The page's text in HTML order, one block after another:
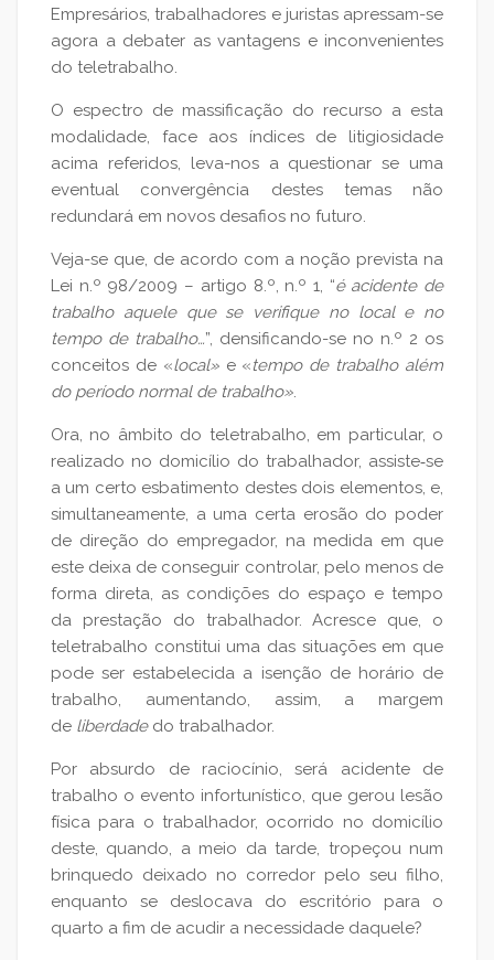
Empresários, trabalhadores e juristas apressam-se
agora a debater as vantagens e inconvenientes
do teletrabalho.
O espectro de massificação do recurso a esta
modalidade, face aos índices de litigiosidade
acima referidos, leva-nos a questionar se uma
eventual convergência destes temas não
redundará em novos desafios no futuro.
Veja-se que, de acordo com a noção prevista na
Lei n.º 98/2009 – artigo 8.º, n.º 1, “é acidente de
trabalho aquele que se verifique no local e no
tempo de trabalho…”, densificando-se no n.º 2 os
conceitos de «local» e «tempo de trabalho além
do período normal de trabalho».
Ora, no âmbito do teletrabalho, em particular, o
realizado no domicílio do trabalhador, assiste‑se
a um certo esbatimento destes dois elementos, e,
simultaneamente, a uma certa erosão do poder
de direção do empregador, na medida em que
este deixa de conseguir controlar, pelo menos de
forma direta, as condições do espaço e tempo
da prestação do trabalhador. Acresce que, o
teletrabalho constitui uma das situações em que
pode ser estabelecida a isenção de horário de
trabalho, aumentando, assim, a margem
de liberdadedo trabalhador.
Por absurdo de raciocínio, será acidente de
trabalho o evento infortunístico, que gerou lesão
física para o trabalhador, ocorrido no domicílio
deste, quando, a meio da tarde, tropeçou num
brinquedo deixado no corredor pelo seu filho,
enquanto se deslocava do escritório para o
quarto a fim de acudir a necessidade daquele?